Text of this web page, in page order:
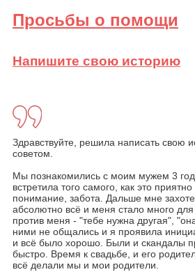
Просьбы о помощи
Напишите свою историю
Здравствуйте, решила написать свою
советом.
Мы познакомились с моим мужем 3
встретила того самого, как это
понимание, забота. Дальше мне
абсолютно всё и меня стало много для
против меня - "тебе нужна другая",
ними не общались и я проявила
и всё было хорошо. Были и скандалы
быстро. Время к свадьбе, и его
всё делали мы и мои родители.